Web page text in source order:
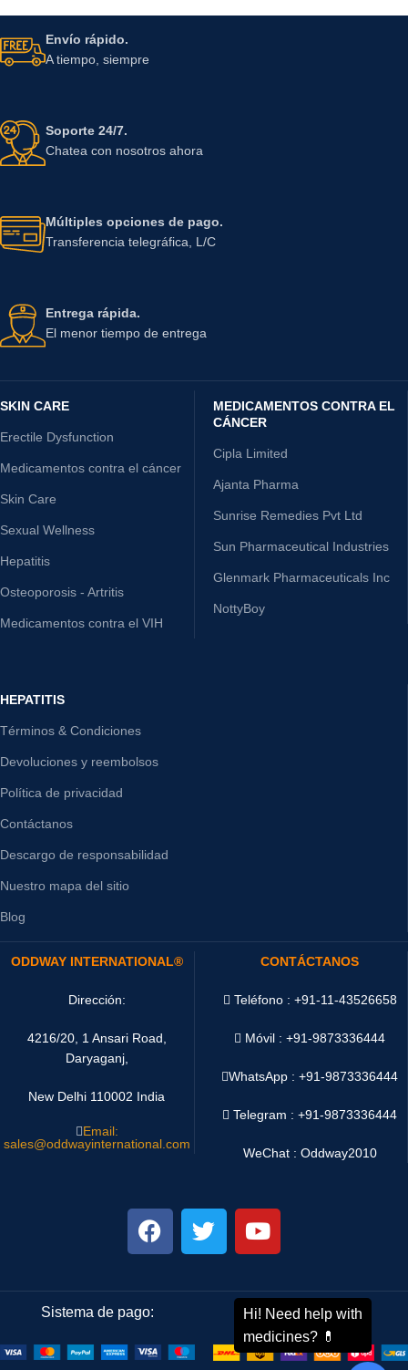
Envío rápido.
A tiempo, siempre
Soporte 24/7.
Chatea con nosotros ahora
Múltiples opciones de pago.
Transferencia telegráfica, L/C
Entrega rápida.
El menor tiempo de entrega
SKIN CARE
Erectile Dysfunction
Medicamentos contra el cáncer
Skin Care
Sexual Wellness
Hepatitis
Osteoporosis - Artritis
Medicamentos contra el VIH
MEDICAMENTOS CONTRA EL
CÁNCER
Cipla Limited
Ajanta Pharma
Sunrise Remedies Pvt Ltd
Sun Pharmaceutical Industries
Glenmark Pharmaceuticals Inc
NottyBoy
HEPATITIS
Términos & Condiciones
Devoluciones y reembolsos
Política de privacidad
Contáctanos
Descargo de responsabilidad
Nuestro mapa del sitio
Blog
ODDWAY INTERNATIONAL®
Dirección:
4216/20, 1 Ansari Road,
Daryaganj,
New Delhi 110002 India
Email:
sales@oddwayinternational.com
CONTÁCTANOS
Teléfono : +91-11-43526658
Móvil : +91-9873336444
WhatsApp :+91-9873336444
Telegram : +91-9873336444
WeChat : Oddway2010
Sistema de pago: Sistema de envío: